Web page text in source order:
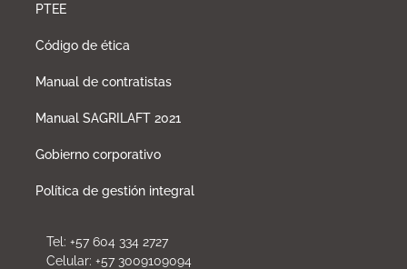
PTEE
Código de ética
Manual de contratistas
Manual SAGRILAFT 2021
Gobierno corporativo
Política de gestión integral
Tel: +57 604 334 2727
Celular: +57 3009109094